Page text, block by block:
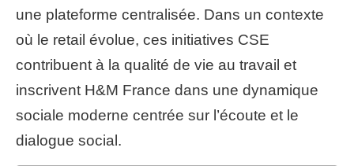
une plateforme centralisée. Dans un contexte
où le retail évolue, ces initiatives CSE
contribuent à la qualité de vie au travail et
inscrivent H&M France dans une dynamique
sociale moderne centrée sur l’écoute et le
dialogue social.